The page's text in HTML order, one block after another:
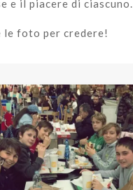
e il piacere di ciascuno.
le foto per credere!